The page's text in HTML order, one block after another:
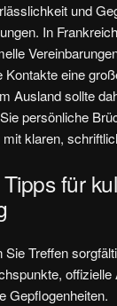
und
In
Kontakte eine
Ausland sollte
persönliche
klaren,
für
Sie Treffen
offizielle
Gepflogenheiten.